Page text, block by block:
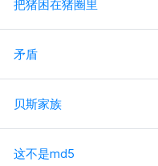
把猪困在猪圈里
矛盾
贝斯家族
这不是md5